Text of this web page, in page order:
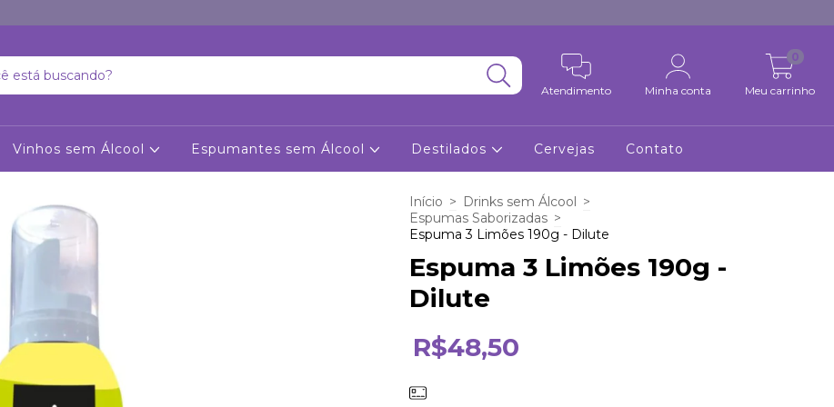
Atendimento Minha conta Meu carrinho
0
Vinhos sem Álcool Espumantes sem Álcool Destilados Cervejas Contato
Início > Drinks sem Álcool >
Espumas Saborizadas >
Espuma 3 Limões 190g - Dilute
Espuma 3 Limões 190g -
Dilute
R$48,50